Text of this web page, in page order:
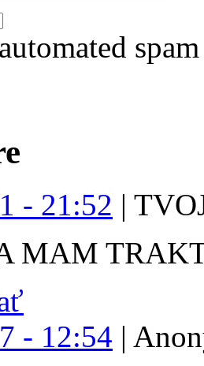
- 21:52 |
MAM
- 12:54 |